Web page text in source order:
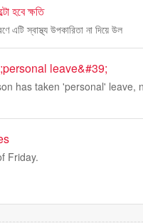
হবে ক্ষতি
এটি স্বাস্থ্য উপকারিতা না দিয়ে উল
leave&#39;
has taken 'personal' leave,
Friday.